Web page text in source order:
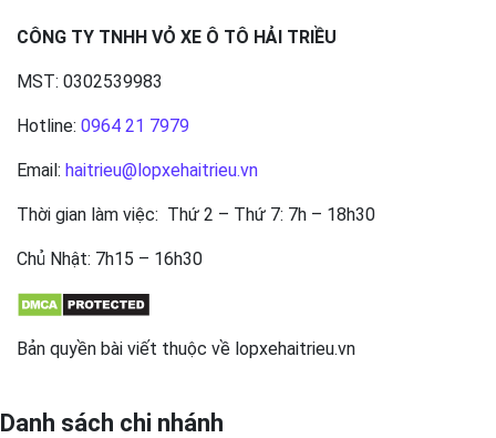
CÔNG TY TNHH VỎ XE Ô TÔ HẢI TRIỀU
MST: 0302539983
Hotline: 0964 21 7979
Email: haitrieu@lopxehaitrieu.vn
Thời gian làm việc: Thứ 2 – Thứ 7: 7h – 18h30
Chủ Nhật: 7h15 – 16h30
Bản quyền bài viết thuộc về lopxehaitrieu.vn
Danh sách chi nhánh